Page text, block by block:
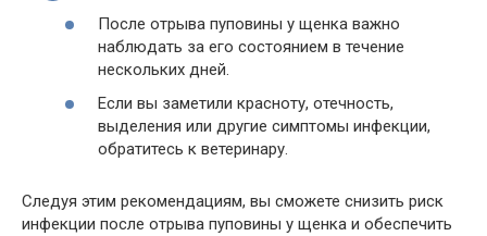
После отрыва пуповины у щенка важно
наблюдать за его состоянием в течение
нескольких дней.
Если вы заметили красноту, отечность,
выделения или другие симптомы инфекции,
обратитесь к ветеринару.
Следуя этим рекомендациям, вы сможете снизить риск
инфекции после отрыва пуповины у щенка и обеспечить